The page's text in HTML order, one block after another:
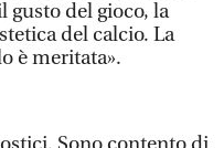
gusto del gioco, la
del calcio. La
è meritata».